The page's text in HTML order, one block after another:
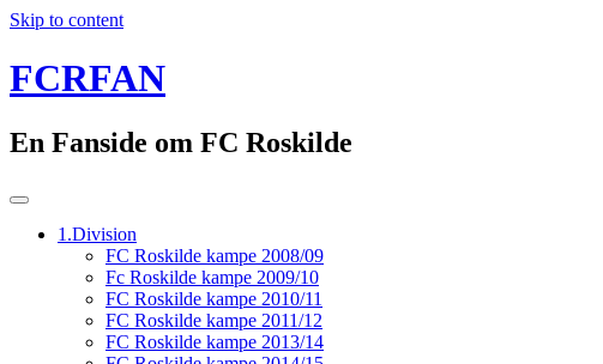
Skip to content
FCRFAN
En Fanside om FC Roskilde
1.Division
FC Roskilde kampe 2008/09
Fc Roskilde kampe 2009/10
FC Roskilde kampe 2010/11
FC Roskilde kampe 2011/12
FC Roskilde kampe 2013/14